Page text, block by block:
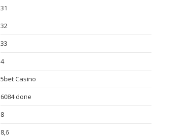
31
32
33
4
5bet Casino
6084 done
8
8,6